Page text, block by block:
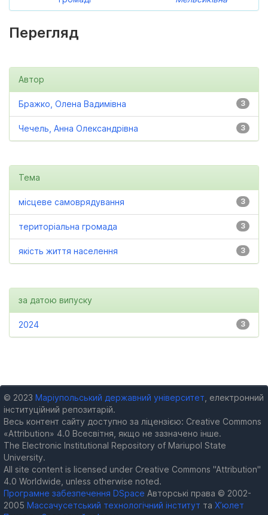
Перегляд
Автор
3
Бражко, Олена Вадимівна
3
Чечель, Анна Олександрівна
Тема
3
місцеве самоврядування
3
територіальна громада
3
якість життя населення
за датою випуску
3
2024
© 2023 Маріупольський державний університет , електронний
інституційний репозитарій.
Весь контент сайту доступно за ліцензією: Creative Commons
«Attribution» 4.0 Всесвітня, якщо не зазначено інше.
The Electronic Institutional Repository of Mariupol State
University.
All site content is licensed under Creative Commons "Attribution"
4.0 Worldwide, unless otherwise noted.
Програмне забезпечення DSpace Авторські права © 2002-
2005 Массачусетський технологічний інститут та Х’юлет